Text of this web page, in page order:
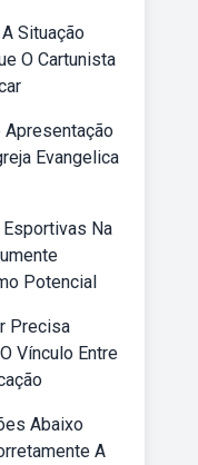
Situação
O Cartunista
Evangelica
Na
Potencial
Precisa
Vínculo Entre
Abaixo
A